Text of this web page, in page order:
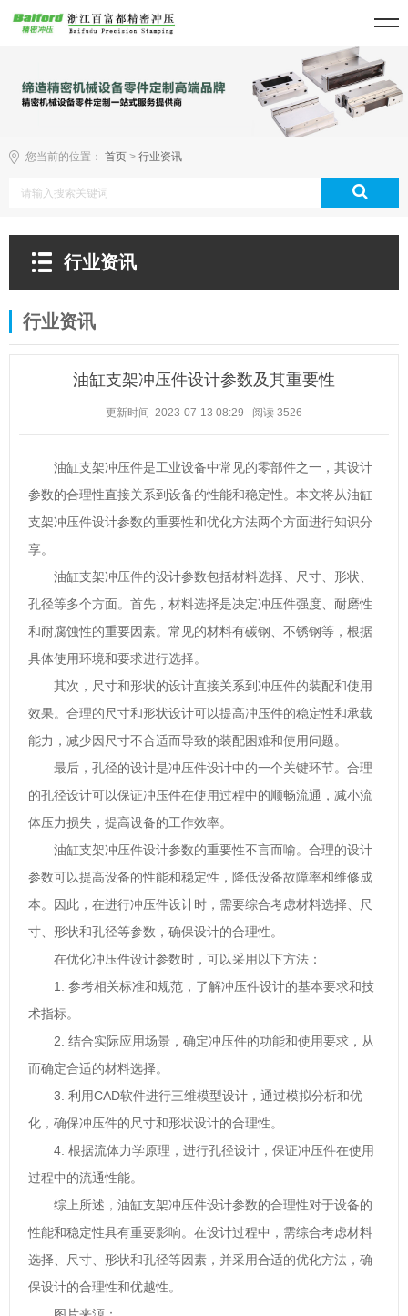
您当前的位置： 首页 > 行业资讯
行业资讯
行业资讯
油缸支架冲压件设计参数及其重要性
更新时间 2023-07-13 08:29 阅读 3526
油缸支架冲压件是工业设备中常见的零部件之一，其设计
参数的合理性直接关系到设备的性能和稳定性。本文将从油缸
支架冲压件设计参数的重要性和优化方法两个方面进行知识分
享。
油缸支架冲压件的设计参数包括材料选择、尺寸、形状、
孔径等多个方面。首先，材料选择是决定冲压件强度、耐磨性
和耐腐蚀性的重要因素。常见的材料有碳钢、不锈钢等，根据
具体使用环境和要求进行选择。
其次，尺寸和形状的设计直接关系到冲压件的装配和使用
效果。合理的尺寸和形状设计可以提高冲压件的稳定性和承载
能力，减少因尺寸不合适而导致的装配困难和使用问题。
最后，孔径的设计是冲压件设计中的一个关键环节。合理
的孔径设计可以保证冲压件在使用过程中的顺畅流通，减小流
体压力损失，提高设备的工作效率。
油缸支架冲压件设计参数的重要性不言而喻。合理的设计
参数可以提高设备的性能和稳定性，降低设备故障率和维修成
本。因此，在进行冲压件设计时，需要综合考虑材料选择、尺
寸、形状和孔径等参数，确保设计的合理性。
在优化冲压件设计参数时，可以采用以下方法：
1. 参考相关标准和规范，了解冲压件设计的基本要求和技
术指标。
2. 结合实际应用场景，确定冲压件的功能和使用要求，从
而确定合适的材料选择。
3. 利用CAD软件进行三维模型设计，通过模拟分析和优
化，确保冲压件的尺寸和形状设计的合理性。
4. 根据流体力学原理，进行孔径设计，保证冲压件在使用
过程中的流通性能。
综上所述，油缸支架冲压件设计参数的合理性对于设备的
性能和稳定性具有重要影响。在设计过程中，需综合考虑材料
选择、尺寸、形状和孔径等因素，并采用合适的优化方法，确
保设计的合理性和优越性。